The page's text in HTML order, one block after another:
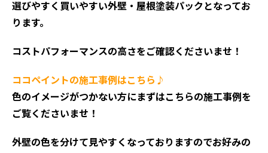
選びやすく買いやすい外壁・屋根塗装パックとなってお
ります。
コストパフォーマンスの高さをご確認くださいませ！
ココペイントの施工事例はこちら♪
色のイメージがつかない方にまずはこちらの施工事例を
ご覧くださいませ！
外壁の色を分けて見やすくなっておりますのでお好みの